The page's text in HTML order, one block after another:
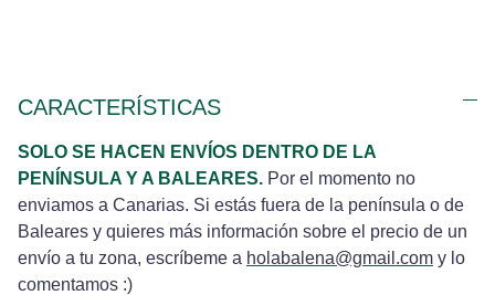
CARACTERÍSTICAS
SOLO SE HACEN ENVÍOS DENTRO DE LA
PENÍNSULA Y A BALEARES. Por el momento no
enviamos a Canarias. Si estás fuera de la península o de
Baleares y quieres más información sobre el precio de un
envío a tu zona, escríbeme a holabalena@gmail.com y lo
comentamos :)